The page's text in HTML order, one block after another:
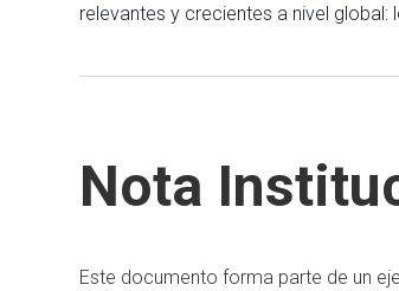
relevantes y crecientes a nivel
Nota
Este documento forma parte de un